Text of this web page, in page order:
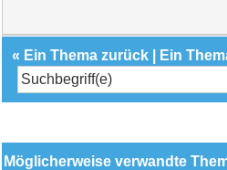
« Ein Thema zurück Ein
Möglicherweise verwandte